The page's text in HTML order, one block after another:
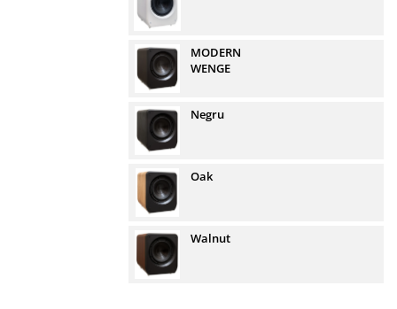
MODERN
WENGE
Negru
Oak
Walnut